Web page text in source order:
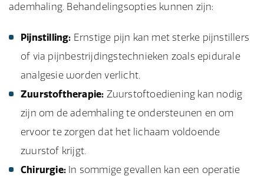
ademhaling. Behandelingsopties kunnen zijn:
Pijnstilling: Ernstige pijn kan met sterke pijnstillers
of via pijnbestrijdingstechnieken zoals epidurale
analgesie worden verlicht.
Zuurstoftherapie: Zuurstoftoediening kan nodig
zijn om de ademhaling te ondersteunen en om
ervoor te zorgen dat het lichaam voldoende
zuurstof krijgt.
Chirurgie: In sommige gevallen kan een operatie